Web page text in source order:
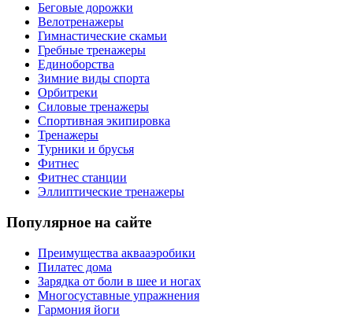
Беговые дорожки
Велотренажеры
Гимнастические скамьи
Гребные тренажеры
Единоборства
Зимние виды спорта
Орбитреки
Силовые тренажеры
Спортивная экипировка
Тренажеры
Турники и брусья
Фитнес
Фитнес станции
Эллиптические тренажеры
Популярное на сайте
Преимущества аквааэробики
Пилатес дома
Зарядка от боли в шее и ногах
Многосуставные упражнения
Гармония йоги